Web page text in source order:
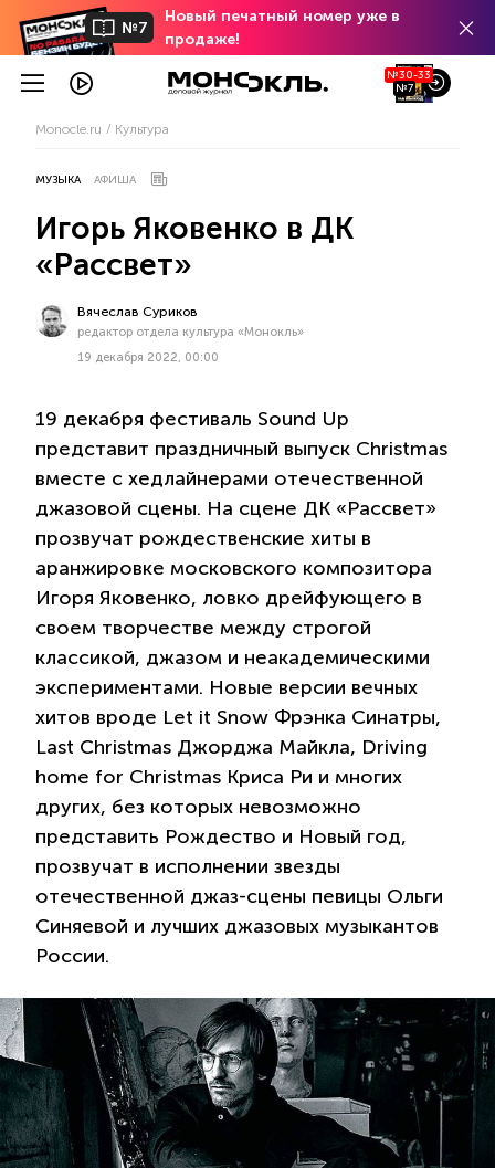
№7
Новый печатный номер уже в
продаже!
№30-33
№7
Monocle.ru Культура
МУЗЫКА АФИША
Игорь Яковенко в ДК
«Рассвет»
Вячеслав Суриков
редактор отдела культура «Монокль»
19 декабря 2022, 00:00
19 декабря фестиваль Sound Up
представит праздничный выпуск Christmas
вместе с хедлайнерами отечественной
джазовой сцены. На сцене ДК «Рассвет»
прозвучат рождественские хиты в
аранжировке московского композитора
Игоря Яковенко, ловко дрейфующего в
своем творчестве между строгой
классикой, джазом и неакадемическими
экспериментами. Новые версии вечных
хитов вроде Let it Snow Фрэнка Синатры,
Last Christmas Джорджа Майкла, Driving
home for Christmas Криса Ри и многих
других, без которых невозможно
представить Рождество и Новый год,
прозвучат в исполнении звезды
отечественной джаз-сцены певицы Ольги
Синяевой и лучших джазовых музыкантов
России.